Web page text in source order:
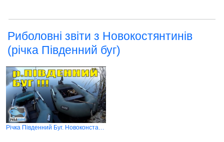
Риболовні звіти з Новокостянтинів
(річка Південний буг)
Річка Південний Буг. Новоконстантинівка. Рибалимо на судака